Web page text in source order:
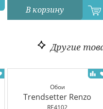
В корзину
Другие
Обои
Trendsetter Renzo